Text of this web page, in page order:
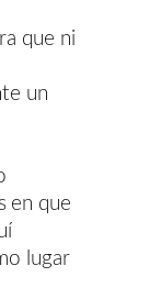
que ni
un
en que
lugar